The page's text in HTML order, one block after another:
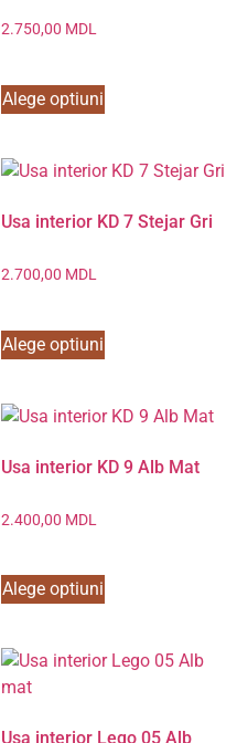
2.750,00 MDL
Alege optiuni
Usa interior KD 7 Stejar Gri
2.700,00 MDL
Alege optiuni
Usa interior KD 9 Alb Mat
2.400,00 MDL
Alege optiuni
Usa interior Lego 05 Alb